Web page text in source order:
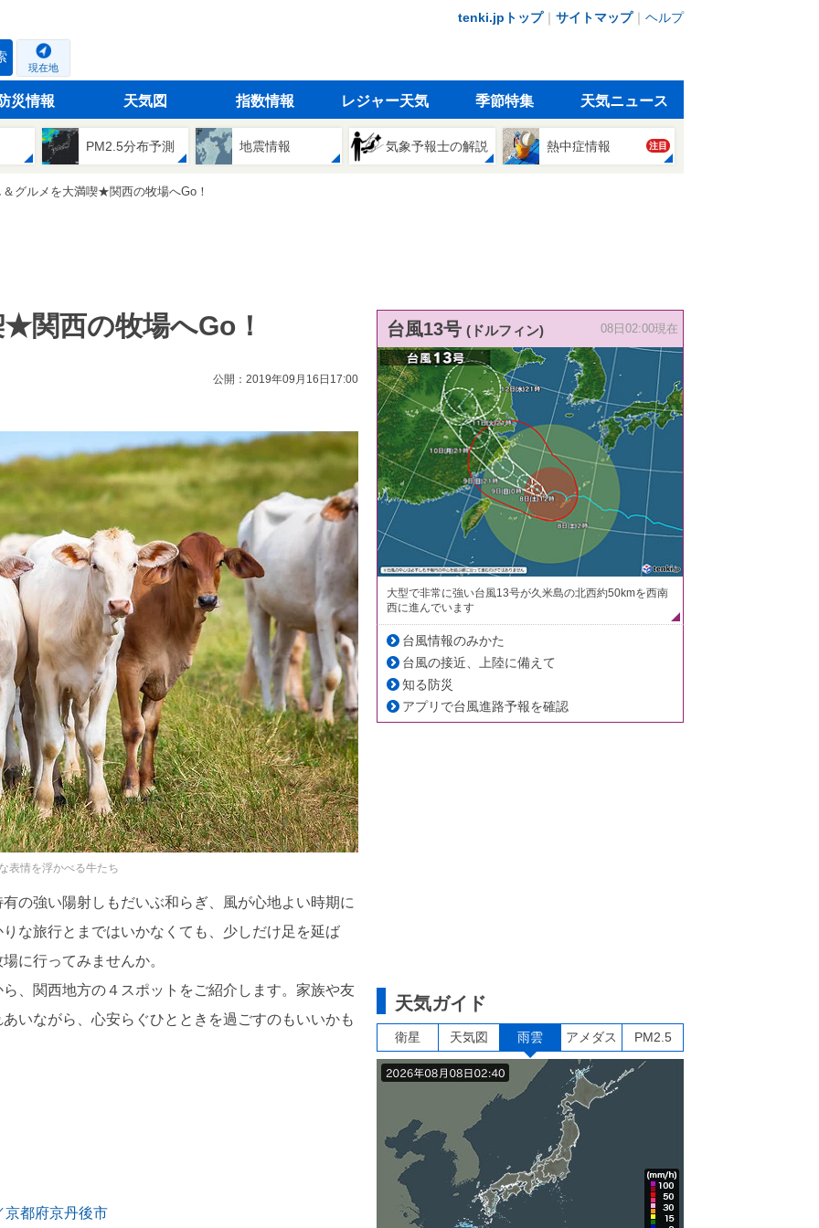
tenki.jpトップ｜ サイトマップ｜ ヘルプ
現在地
災情報 天気図 指数情報 レジャー天気 季節特集 天気ニュース
PM2.5分布予測 地震情報 気象予報士の解説 熱中症情報 注目
＆グルメを大満喫★関西の牧場へGo！
関西の牧場へGo！
公開：2019年09月16日17:00
表情を浮かべる牛たち
の強い陽射しもだいぶ和らぎ、風が心地よい時期に
な旅行とまではいかなくても、少しだけ足を延ば
に行ってみませんか。
、関西地方の４スポットをご紹介します。家族や友
いながら、心安らぐひとときを過ごすのもいいかも
京都府京丹後市
台風13号 (ドルフィン) 08日02:00現在
大型で非常に強い台風13号が久米島の北西約50kmを西南
西に進んでいます
台風情報のみかた
台風の接近、上陸に備えて
知る防災
アプリで台風進路予報を確認
天気ガイド
衛星 天気図 雨雲 アメダス PM2.5